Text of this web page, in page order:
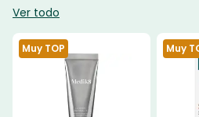
Ver todo
Muy TOP Muy